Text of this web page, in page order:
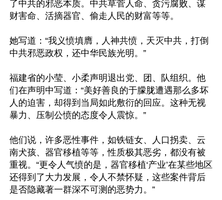
了中共的邪恶本质。中共草菅人命、贪污腐败、谋
财害命、活摘器官、偷走人民的财富等等。
她写道：“我义愤填膺，人神共愤，天灭中共，打倒
中共邪恶政权，还中华民族光明。”
福建省的小莹、小柔声明退出党、团、队组织。他
们在声明中写道：“美好善良的于朦胧遭遇那么多坏
人的迫害，却得到当局如此敷衍的回应。这种无视
暴力、压制公愤的态度令人震惊。”
他们说，许多恶性事件，如铁链女、人口拐卖、云
南犬孩、器官移植等等，性质极其恶劣，都没有被
重视。“更令人气愤的是，器官移植‘产业’在某些地区
还得到了大力发展，令人不禁怀疑，这些案件背后
是否隐藏著一群深不可测的恶势力。”